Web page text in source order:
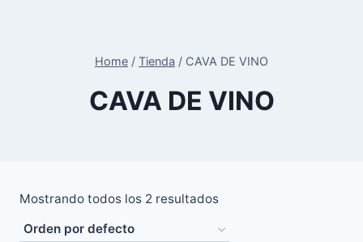
Home / Tienda / CAVA DE VINO
CAVA DE VINO
Mostrando todos los 2 resultados